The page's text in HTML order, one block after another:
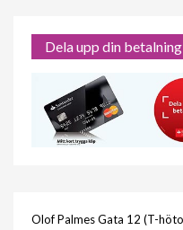
Dela upp din
Olof Palmes Gata 12 (T-